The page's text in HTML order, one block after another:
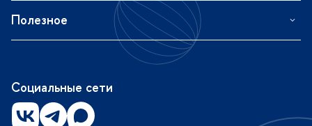
Полезное
Социальные сети